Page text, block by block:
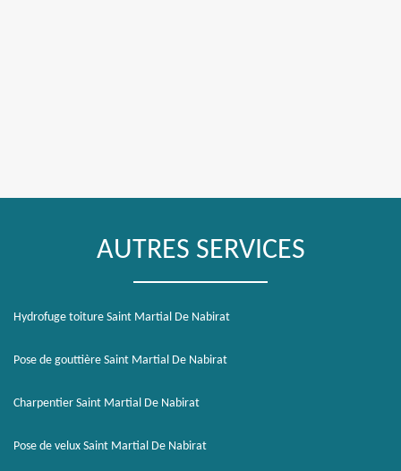
AUTRES SERVICES
Hydrofuge toiture Saint Martial De Nabirat
Pose de gouttière Saint Martial De Nabirat
Charpentier Saint Martial De Nabirat
Pose de velux Saint Martial De Nabirat